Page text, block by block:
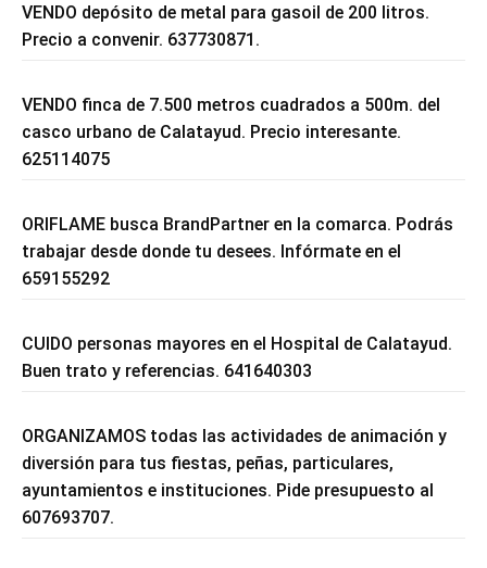
VENDO depósito de metal para gasoil de 200 litros.
Precio a convenir. 637730871.
VENDO finca de 7.500 metros cuadrados a 500m. del
casco urbano de Calatayud. Precio interesante.
625114075
ORIFLAME busca BrandPartner en la comarca. Podrás
trabajar desde donde tu desees. Infórmate en el
659155292
CUIDO personas mayores en el Hospital de Calatayud.
Buen trato y referencias. 641640303
ORGANIZAMOS todas las actividades de animación y
diversión para tus fiestas, peñas, particulares,
ayuntamientos e instituciones. Pide presupuesto al
607693707.